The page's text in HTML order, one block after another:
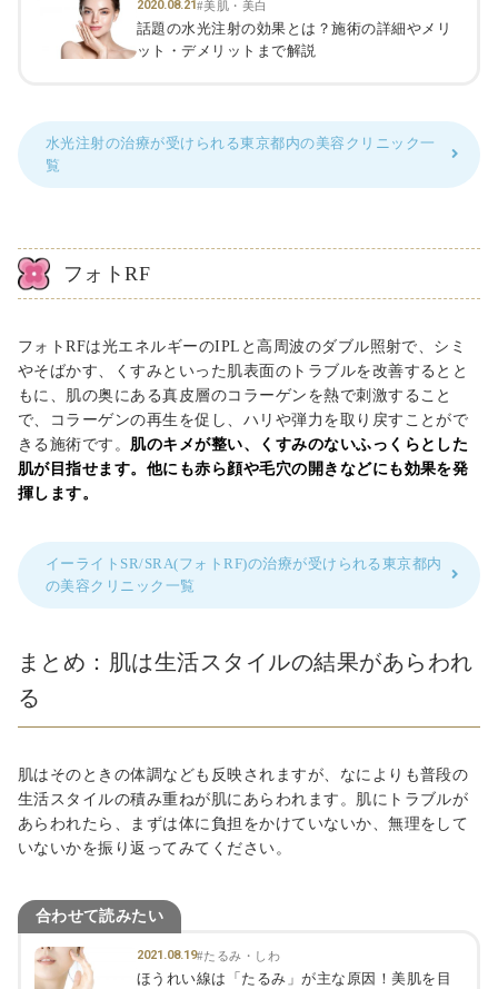
2020.08.21#美肌・美白
話題の水光注射の効果とは？施術の詳細やメリ
ット・デメリットまで解説
水光注射の治療が受けられる東京都内の美容クリニック一
覧
フォトRF
フォトRFは光エネルギーのIPLと高周波のダブル照射で、シミ
やそばかす、くすみといった肌表面のトラブルを改善するとと
もに、肌の奥にある真皮層のコラーゲンを熱で刺激すること
で、コラーゲンの再生を促し、ハリや弾力を取り戻すことがで
きる施術です。 肌のキメが整い、くすみのないふっくらとした
肌が目指せます。他にも赤ら顔や毛穴の開きなどにも効果を発
揮します。
イーライトSR/SRA(フォトRF)の治療が受けられる東京都内
の美容クリニック一覧
まとめ：肌は生活スタイルの結果があらわれ
る
肌はそのときの体調なども反映されますが、なによりも普段の
生活スタイルの積み重ねが肌にあらわれます。肌にトラブルが
あらわれたら、まずは体に負担をかけていないか、無理をして
いないかを振り返ってみてください。
合わせて読みたい
2021.08.19#たるみ・しわ
ほうれい線は「たるみ」が主な原因！美肌を目